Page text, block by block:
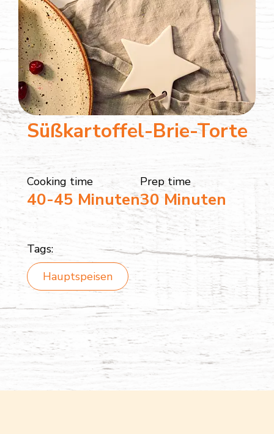
Süßkartoffel-Brie-Torte
Cooking time
40-45 Minuten
Prep time
30 Minuten
Tags:
Hauptspeisen